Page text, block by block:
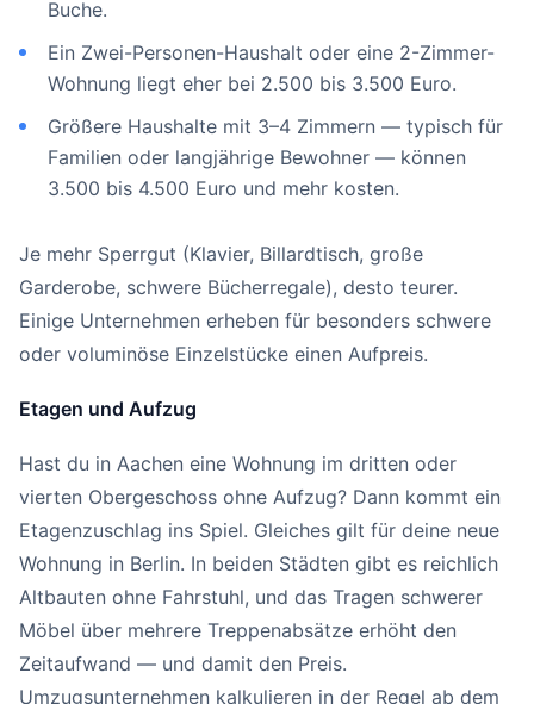
Buche.
Ein Zwei-Personen-Haushalt oder eine 2-Zimmer-
Wohnung liegt eher bei 2.500 bis 3.500 Euro.
Größere Haushalte mit 3–4 Zimmern — typisch für
Familien oder langjährige Bewohner — können
3.500 bis 4.500 Euro und mehr kosten.
Je mehr Sperrgut (Klavier, Billardtisch, große
Garderobe, schwere Bücherregale), desto teurer.
Einige Unternehmen erheben für besonders schwere
oder voluminöse Einzelstücke einen Aufpreis.
Etagen und Aufzug
Hast du in Aachen eine Wohnung im dritten oder
vierten Obergeschoss ohne Aufzug? Dann kommt ein
Etagenzuschlag ins Spiel. Gleiches gilt für deine neue
Wohnung in Berlin. In beiden Städten gibt es reichlich
Altbauten ohne Fahrstuhl, und das Tragen schwerer
Möbel über mehrere Treppenabsätze erhöht den
Zeitaufwand — und damit den Preis.
Umzugsunternehmen kalkulieren in der Regel ab dem